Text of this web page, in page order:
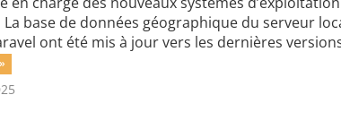
La base de données géographique du serveur
ont été mis à jour vers les dernières